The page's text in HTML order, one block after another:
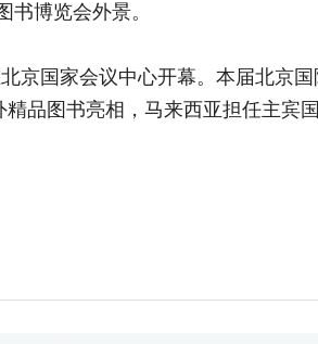
博览会外景。
国家会议中心开幕。本届北京国
品图书亮相，马来西亚担任主宾国